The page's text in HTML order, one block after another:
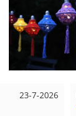
17-7-2026